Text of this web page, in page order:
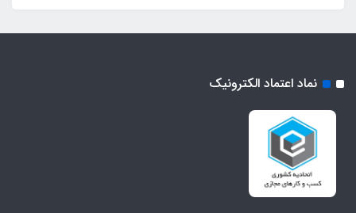
نماد اعتماد الکترونیک